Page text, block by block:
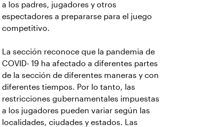
a los padres, jugadores y otros
espectadores a prepararse para el juego
competitivo.
La sección reconoce que la pandemia de
COVID- 19 ha afectado a diferentes partes
de la sección de diferentes maneras y con
diferentes tiempos. Por lo tanto, las
restricciones gubernamentales impuestas
a los jugadores pueden variar según las
localidades, ciudades y estados. Las